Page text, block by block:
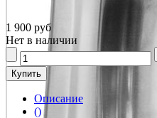
1 900 руб
Нет в наличии
Описание
()